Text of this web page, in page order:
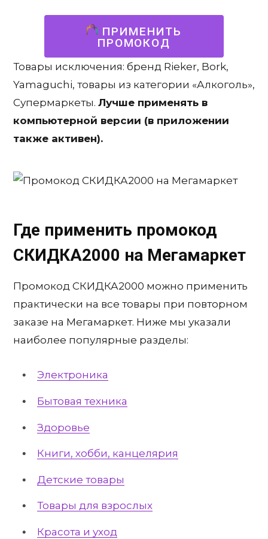
ПРИМЕНИТЬ
ПРОМОКОД
Товары исключения: бренд Rieker, Bork,
Yamaguchi, товары из категории «Алкоголь»,
Супермаркеты. Лучше применять в
компьютерной версии (в приложении
также активен).
Где применить промокод
СКИДКА2000 на Мегамаркет
Промокод СКИДКА2000 можно применить
практически на все товары при повторном
заказе на Мегамаркет. Ниже мы указали
наиболее популярные разделы:
Электроника
Бытовая техника
Здоровье
Книги, хобби, канцелярия
Детские товары
Товары для взрослых
Красота и уход